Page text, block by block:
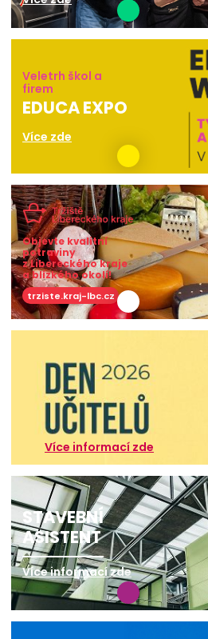
Veletrh škol a
firem
EDUCA EXPO
Více zde
Objevte kvalitní
potraviny
z Libereckého kraje
a blízkého okolí!
trziste.kraj-lbc.cz
Více informací zde
STAVEBNÍ
ASISTENT
Více informací zde